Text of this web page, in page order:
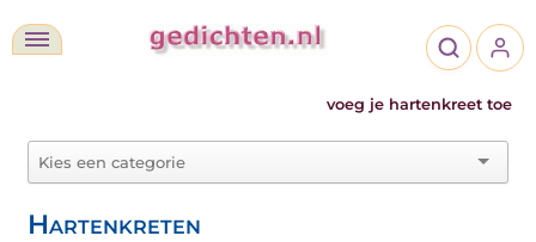
voeg je hartenkreet toe
Hartenkreten